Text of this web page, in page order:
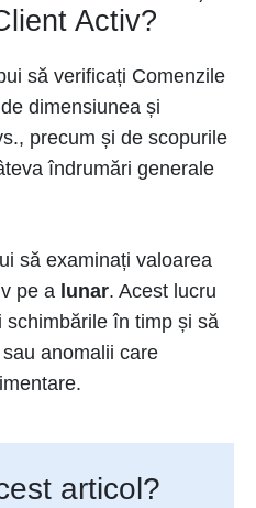
Activ?
să verificați Comenzile
dimensiunea și
precum și de scopurile
îndrumări generale
să examinați valoarea
pe a lunar. Acest lucru
în timp și să
anomalii care
articol?